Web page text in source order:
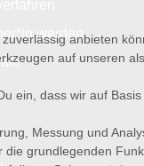
werdenanbieten
auf unseren
ein, dass wir auf
Messung und
grundlegenden